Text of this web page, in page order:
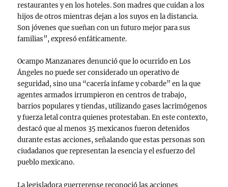
restaurantes y en los hoteles. Son madres que cuidan a los
hijos de otros mientras dejan a los suyos en la distancia.
Son jóvenes que sueñan con un futuro mejor para sus
familias”, expresó enfáticamente.
Ocampo Manzanares denunció que lo ocurrido en Los
Ángeles no puede ser considerado un operativo de
seguridad, sino una “cacería infame y cobarde” en la que
agentes armados irrumpieron en centros de trabajo,
barrios populares y tiendas, utilizando gases lacrimógenos
y fuerza letal contra quienes protestaban. En este contexto,
destacó que al menos 35 mexicanos fueron detenidos
durante estas acciones, señalando que estas personas son
ciudadanos que representan la esencia y el esfuerzo del
pueblo mexicano.